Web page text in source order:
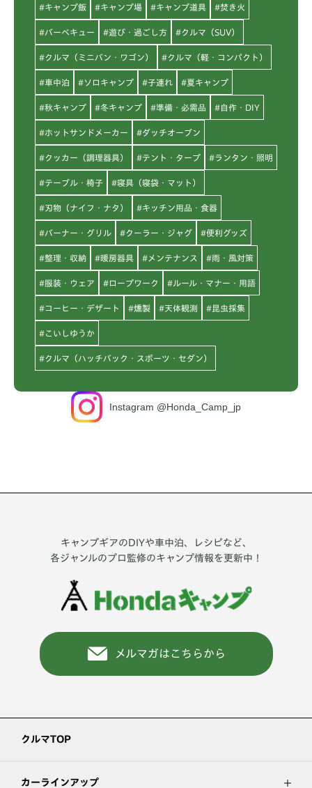
#キャンプ飯 #キャンプ場 #キャンプ道具 #焚き火
#バーベキュー #遊び・過ごし方 #クルマ（SUV）
#クルマ（ミニバン・ワゴン） #クルマ（軽・コンパクト）
#車中泊 #ソロキャンプ #子連れ #夏キャンプ
#秋キャンプ #冬キャンプ #準備・必需品 #自作・DIY
#ホットサンドメーカー #ダッチオーブン
#クッカー（調理器具） #テント・タープ #ランタン・照明
#テーブル・椅子 #寝具（寝袋・マット）
#刃物（ナイフ・ナタ） #キッチン用品・食器
#バーナー・グリル #クーラー・ジャグ #便利グッズ
#整理・収納 #暖房器具 #メンテナンス #雨・風対策
#服装・ウェア #ロープワーク #ルール・マナー・用語
#コーヒー・デザート #燻製 #天体観測 #昆虫採集
#こいしゆうか
#クルマ（ハッチバック・スポーツ・セダン）
Instagram @Honda_Camp_jp
キャンプギアのDIYや車中泊、レシピなど、
各ジャンルのプロ監修のキャンプ情報を更新中！
メルマガはこちらから
クルマTOP
カーラインアップ